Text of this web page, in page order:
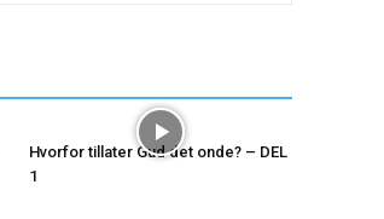
Hvorfor tillater Gud det onde? – DEL
1